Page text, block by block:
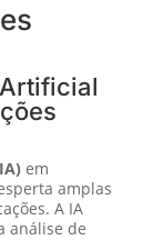
em
amplas
A IA
análise de